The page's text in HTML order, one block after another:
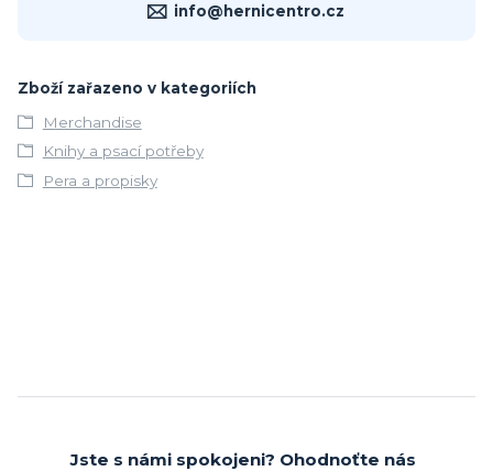
info@hernicentro.cz
Zboží zařazeno v kategoriích
Merchandise
Knihy a psací potřeby
Pera a propisky
Jste s námi spokojeni? Ohodnoťte nás